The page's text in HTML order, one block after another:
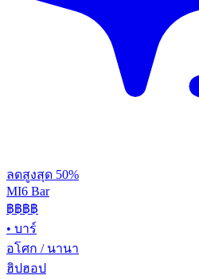
ลดสูงสุด 50%
MI6 Bar
฿฿฿฿
• บาร์
อโศก / นานา
ฮิปฮอป